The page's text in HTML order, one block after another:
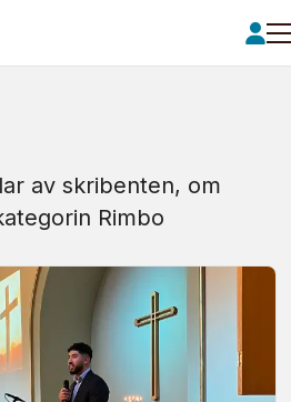
av skribenten, om
Rimbo